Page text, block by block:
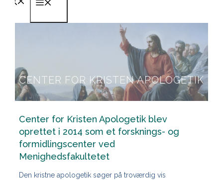
CENTER FOR KRISTEN APOLOGETIK
Center for Kristen Apologetik blev
oprettet i 2014 som et forsknings- og
formidlingscenter ved
Menighedsfakultetet
Den kristne apologetik søger på troværdig vis